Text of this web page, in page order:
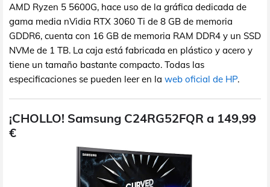
AMD Ryzen 5 5600G, hace uso de la gráfica dedicada de
gama media nVidia RTX 3060 Ti de 8 GB de memoria
GDDR6, cuenta con 16 GB de memoria RAM DDR4 y un SSD
NVMe de 1 TB. La caja está fabricada en plástico y acero y
tiene un tamaño bastante compacto. Todas las
especificaciones se pueden leer en la web oficial de HP.
¡CHOLLO! Samsung C24RG52FQR a 149,99
€